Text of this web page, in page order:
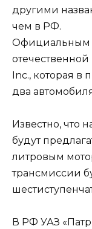
другими
чем в РФ.
Официальным
Inc., которая в
два
Известно, что
будут
литровым
трансмиссии
В РФ УАЗ